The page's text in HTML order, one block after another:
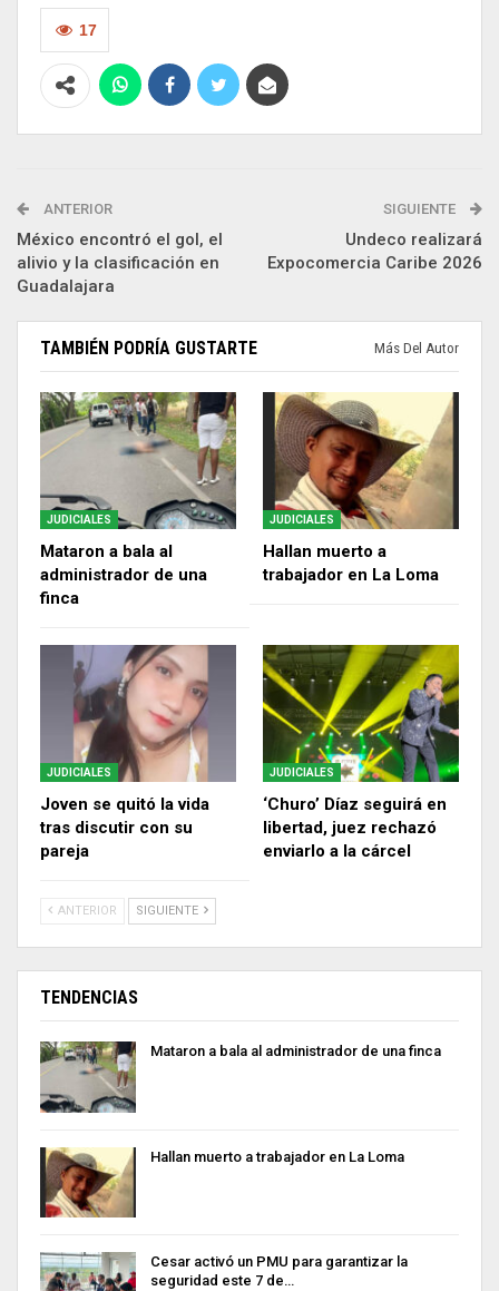
17
ANTERIOR
México encontró el gol, el
alivio y la clasificación en
Guadalajara
SIGUIENTE
Undeco realizará
Expocomercia Caribe 2026
TAMBIÉN PODRÍA GUSTARTE Más Del Autor
JUDICIALES
Mataron a bala al
administrador de una
finca
JUDICIALES
Hallan muerto a
trabajador en La Loma
JUDICIALES
Joven se quitó la vida
tras discutir con su
pareja
JUDICIALES
‘Churo’ Díaz seguirá en
libertad, juez rechazó
enviarlo a la cárcel
ANTERIOR SIGUIENTE
TENDENCIAS
Mataron a bala al administrador de una finca
Hallan muerto a trabajador en La Loma
Cesar activó un PMU para garantizar la
seguridad este 7 de…